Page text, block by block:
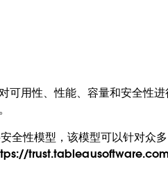
可用性、性能、容量和安全性
全性模型，该模型可以针对众